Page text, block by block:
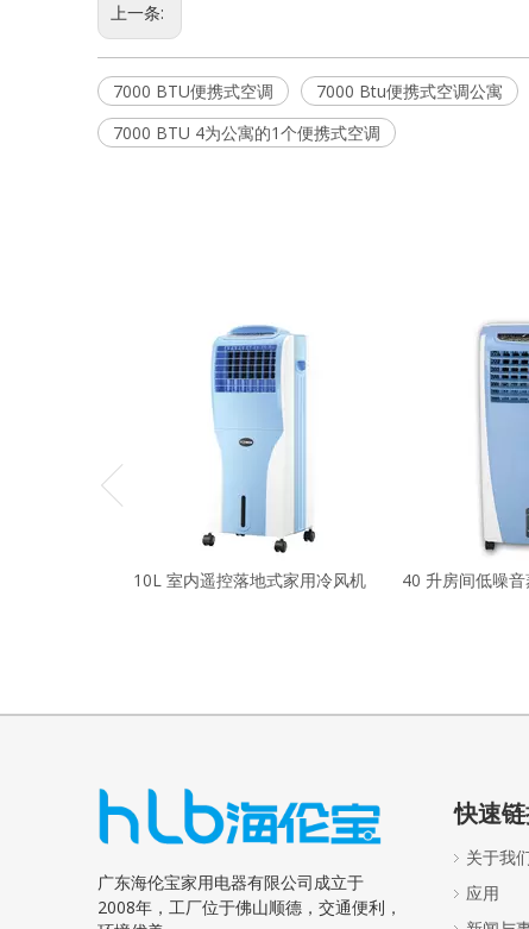
上一条:
7000 BTU便携式空调 7000 Btu便携式空调公寓
7000 BTU 4为公寓的1个便携式空调
10L 室内遥控落地式家用冷风机 40 升房间低噪
广东海伦宝家用电器有限公司成立于
2008年，工厂位于佛山顺德，交通便利，
快速
关于我
应用